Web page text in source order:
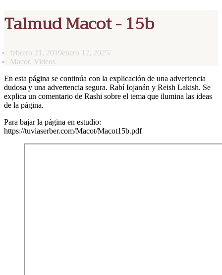
Talmud Macot - 15b
febrero 21, 2019enero 12, 2025
Macot, Videos
En esta página se continúa con la explicación de una advertencia
dudosa y una advertencia segura. Rabí Iojanán y Reish Lakish. Se
explica un comentario de Rashi sobre el tema que ilumina las ideas
de la página.
Para bajar la página en estudio:
https://tuviaserber.com/Macot/Macot15b.pdf